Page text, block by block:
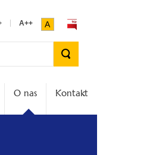
A
O nas Kontakt